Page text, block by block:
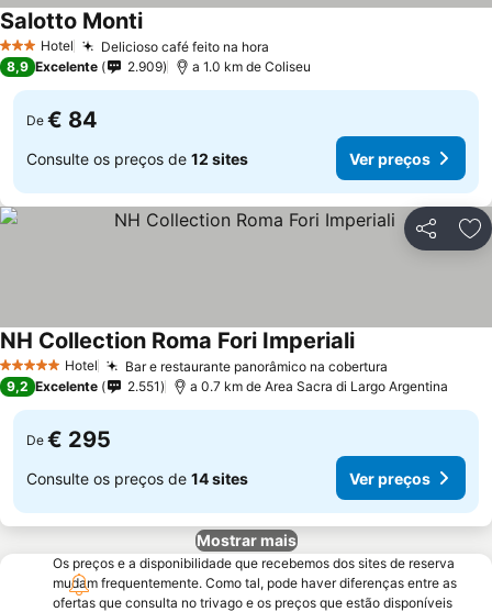
3 EstrelasHotel Delicioso café feito na hora
Salotto Monti
8,9 Excelente 2.909 a 1.0 km de Coliseu
De € 84
Consulte os preços de 12 sites Ver preços
Partilhar
5 Estrelas Hotel Bar e restaurante panorâmico na cobertura
NH Collection Roma Fori Imperiali
9,2 Excelente 2.551 a 0.7 km de Area Sacra di Largo Argentina
De € 295
Consulte os preços de 14 sites Ver preços
Mostrar mais
Os preços e a disponibilidade que recebemos dos sites de reserva
mudam frequentemente. Como tal, pode haver diferenças entre as
ofertas que consulta no trivago e os preços que estão disponíveis